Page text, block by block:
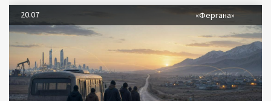
20.07 «Фергана»